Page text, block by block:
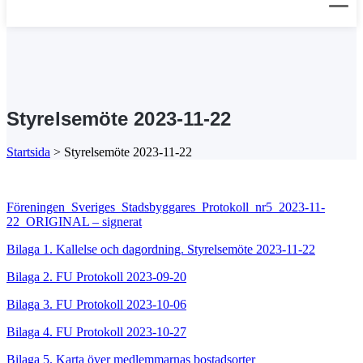
Styrelsemöte 2023-11-22
Startsida > Styrelsemöte 2023-11-22
Föreningen_Sveriges_Stadsbyggares_Protokoll_nr5_2023-11-
22_ORIGINAL – signerat
Bilaga 1. Kallelse och dagordning. Styrelsemöte 2023-11-22
Bilaga 2. FU Protokoll 2023-09-20
Bilaga 3. FU Protokoll 2023-10-06
Bilaga 4. FU Protokoll 2023-10-27
Bilaga 5. Karta över medlemmarnas bostadsorter